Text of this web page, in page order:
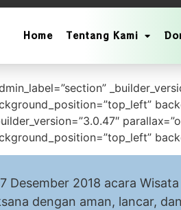
Home Tentang Kami
Yatim
2018 acara Wisata
dengan aman, lancar,